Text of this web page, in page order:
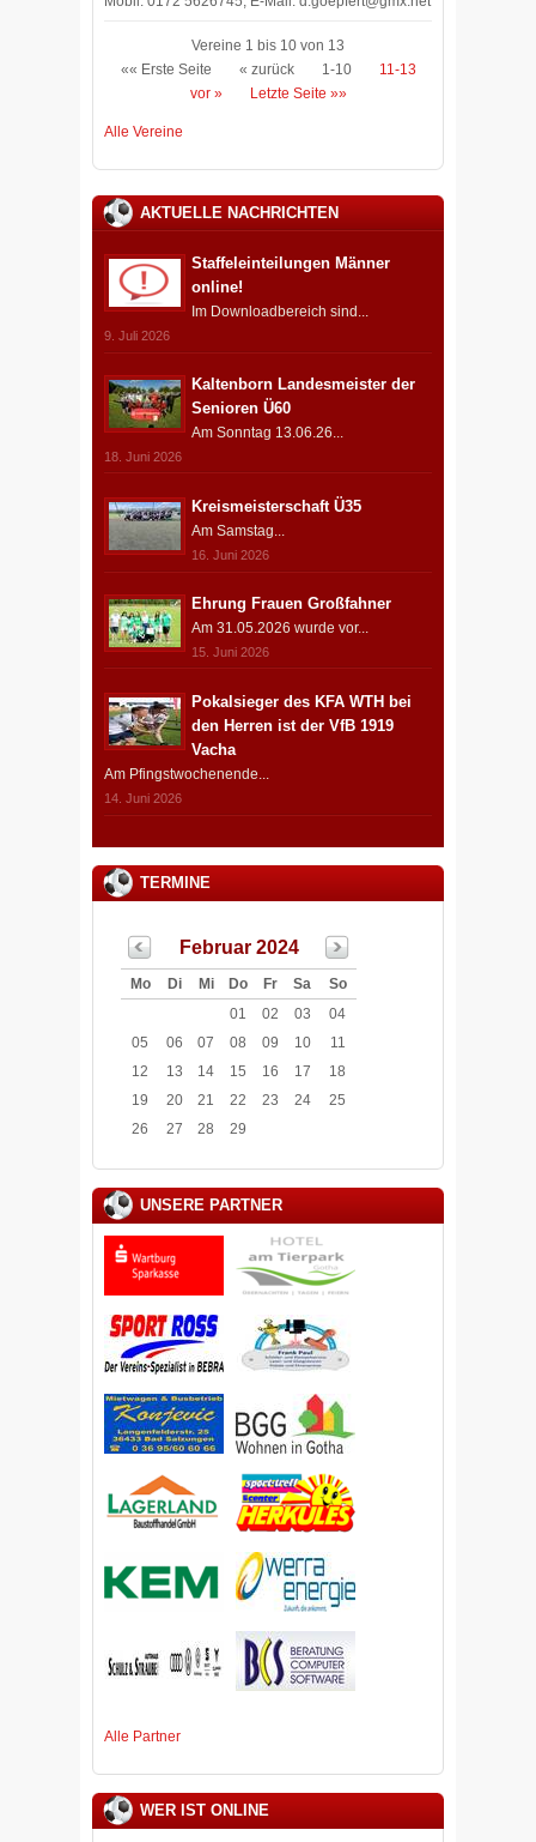
Vereine 1 bis 10 von 13
«« Erste Seite
« zurück 1-10
11-13
vor »
Letzte Seite »»
Alle Vereine
AKTUELLE NACHRICHTEN
Staffeleinteilungen Männer
online!
Im Downloadbereich sind...
9. Juli 2026
Kaltenborn Landesmeister der
Senioren Ü60
Am Sonntag 13.06.26...
18. Juni 2026
Kreismeisterschaft Ü35
Am Samstag...
16. Juni 2026
Ehrung Frauen Großfahner
Am 31.05.2026 wurde vor...
15. Juni 2026
Pokalsieger des KFA WTH bei
den Herren ist der VfB 1919
Vacha
Am Pfingstwochenende...
14. Juni 2026
TERMINE
Februar 2024
Mo Di Mi Do Fr Sa
So
01
02 03
04
05
06 07 08 09 10
11
12
13 14 15 16 17
18
19
20 21 22 23 24
25
26
27 28 29
UNSERE PARTNER
Alle Partner
WER IST ONLINE